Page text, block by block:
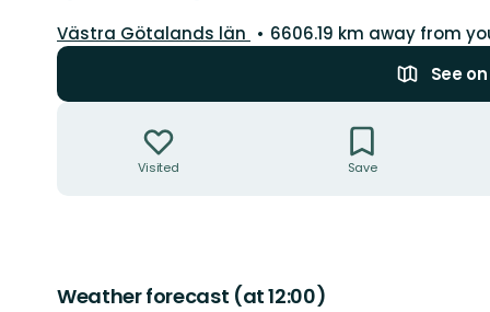
County:
Västra Götalands län
6606.19 km away from
See
Visited Save
Weather forecast (at 12:00)